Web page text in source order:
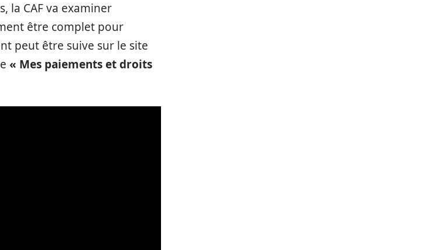
la CAF va examiner
être complet pour
peut être suive sur le site
« Mes paiements et droits